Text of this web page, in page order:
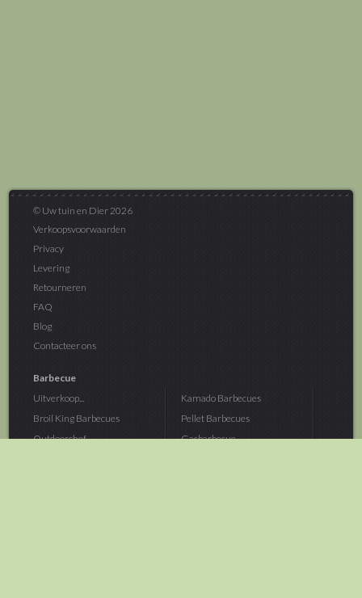
© Uw tuin en Dier 2026
Verkoopsvoorwaarden
Privacy
Levering
Retourneren
FAQ
Blog
Contacteer ons
Barbecue
Uitverkoop...
Broil King Barbecues
Outdoorchef...
Kamado Barbecues
Pellet Barbecues
Gasbarbecue